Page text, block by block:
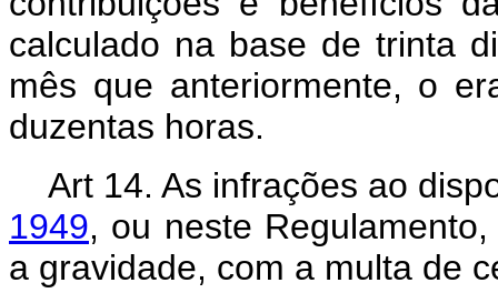
calculado na base de trinta
mês que anteriormente, o
duzentas horas.
Art 14. As infrações ao
1949, ou neste
a gravidade, com a multa de